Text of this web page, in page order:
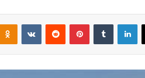
لينكدإن بينتيريست